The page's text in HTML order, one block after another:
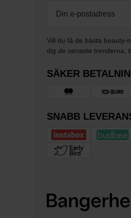
Vill du få de bästa beauty-
dig de senaste trenderna,
SÄKER
SNABB